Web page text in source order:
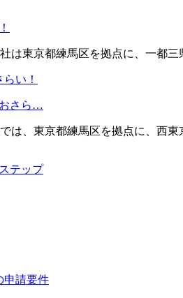
は東京都練馬区を拠点に、一都
さら…
は、東京都練馬区を拠点に、西
テップ
申請要件